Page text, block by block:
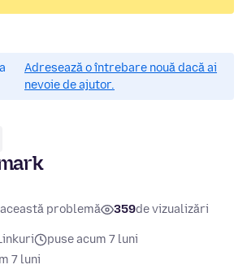
Adresează o întrebare nouă dacă ai
nevoie de ajutor.
problemă 359de vizualizări
puse acum 7 luni
7 luni